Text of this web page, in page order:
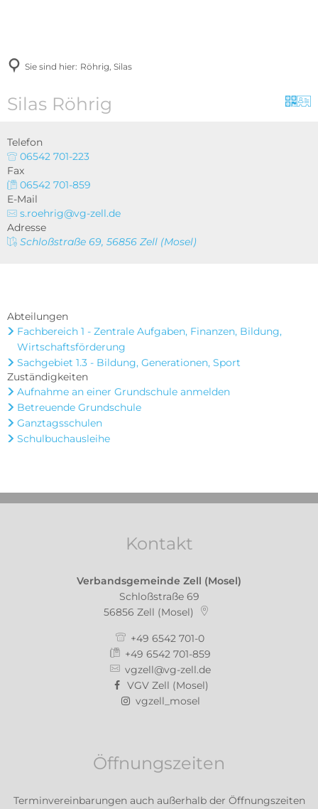
Sie sind hier: Röhrig, Silas
Silas Röhrig
Telefon
06542 701-223
Fax
06542 701-859
E-Mail
s.roehrig@vg-zell.de
Adresse
Schloßstraße 69, 56856 Zell (Mosel)
Abteilungen
Fachbereich 1 - Zentrale Aufgaben, Finanzen, Bildung,
Wirtschaftsförderung
Sachgebiet 1.3 - Bildung, Generationen, Sport
Zuständigkeiten
Aufnahme an einer Grundschule anmelden
Betreuende Grundschule
Ganztagsschulen
Schulbuchausleihe
Kontakt
Verbandsgemeinde Zell (Mosel)
Schloßstraße 69
56856 Zell (Mosel)
+49 6542 701-0
+49 6542 701-859
vgzell@vg-zell.de
VGV Zell (Mosel)
vgzell_mosel
Öffnungszeiten
Terminvereinbarungen auch außerhalb der Öffnungszeiten